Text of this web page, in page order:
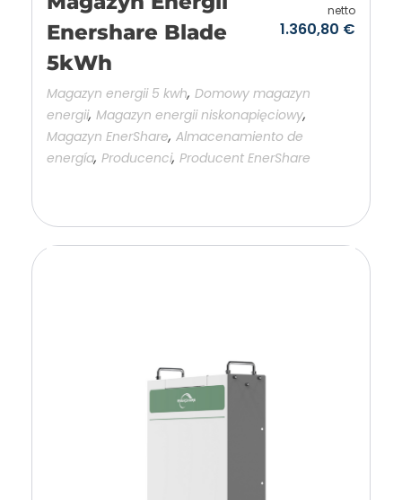
Enershare Blade
5kWh
1.360,80 €
netto
Magazyn energii 5 kwh, Domowy magazyn
energii, Magazyn energii niskonapięciowy,
Magazyn EnerShare, Almacenamiento de
energía, Producenci, Producent EnerShare